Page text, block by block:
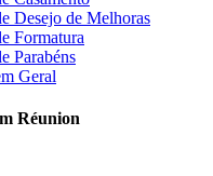
Desejo de Melhoras
Formatura
Parabéns
Geral
Réunion